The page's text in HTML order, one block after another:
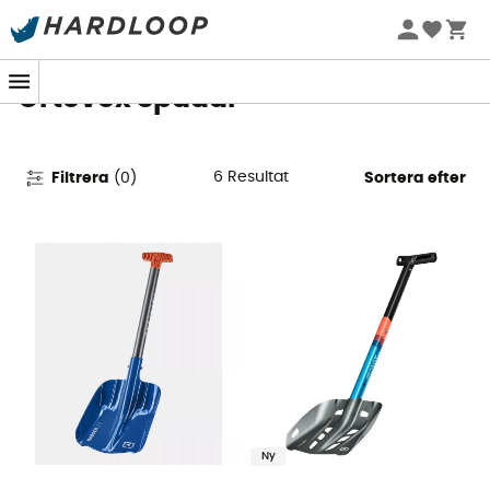
Sommarerbjudanden 🔥 -5 % EXTRA vid köp av 2 produkter*
Ortovox Spadar
Filtrera (0 ) 6 Resultat Sortera efter
Ny